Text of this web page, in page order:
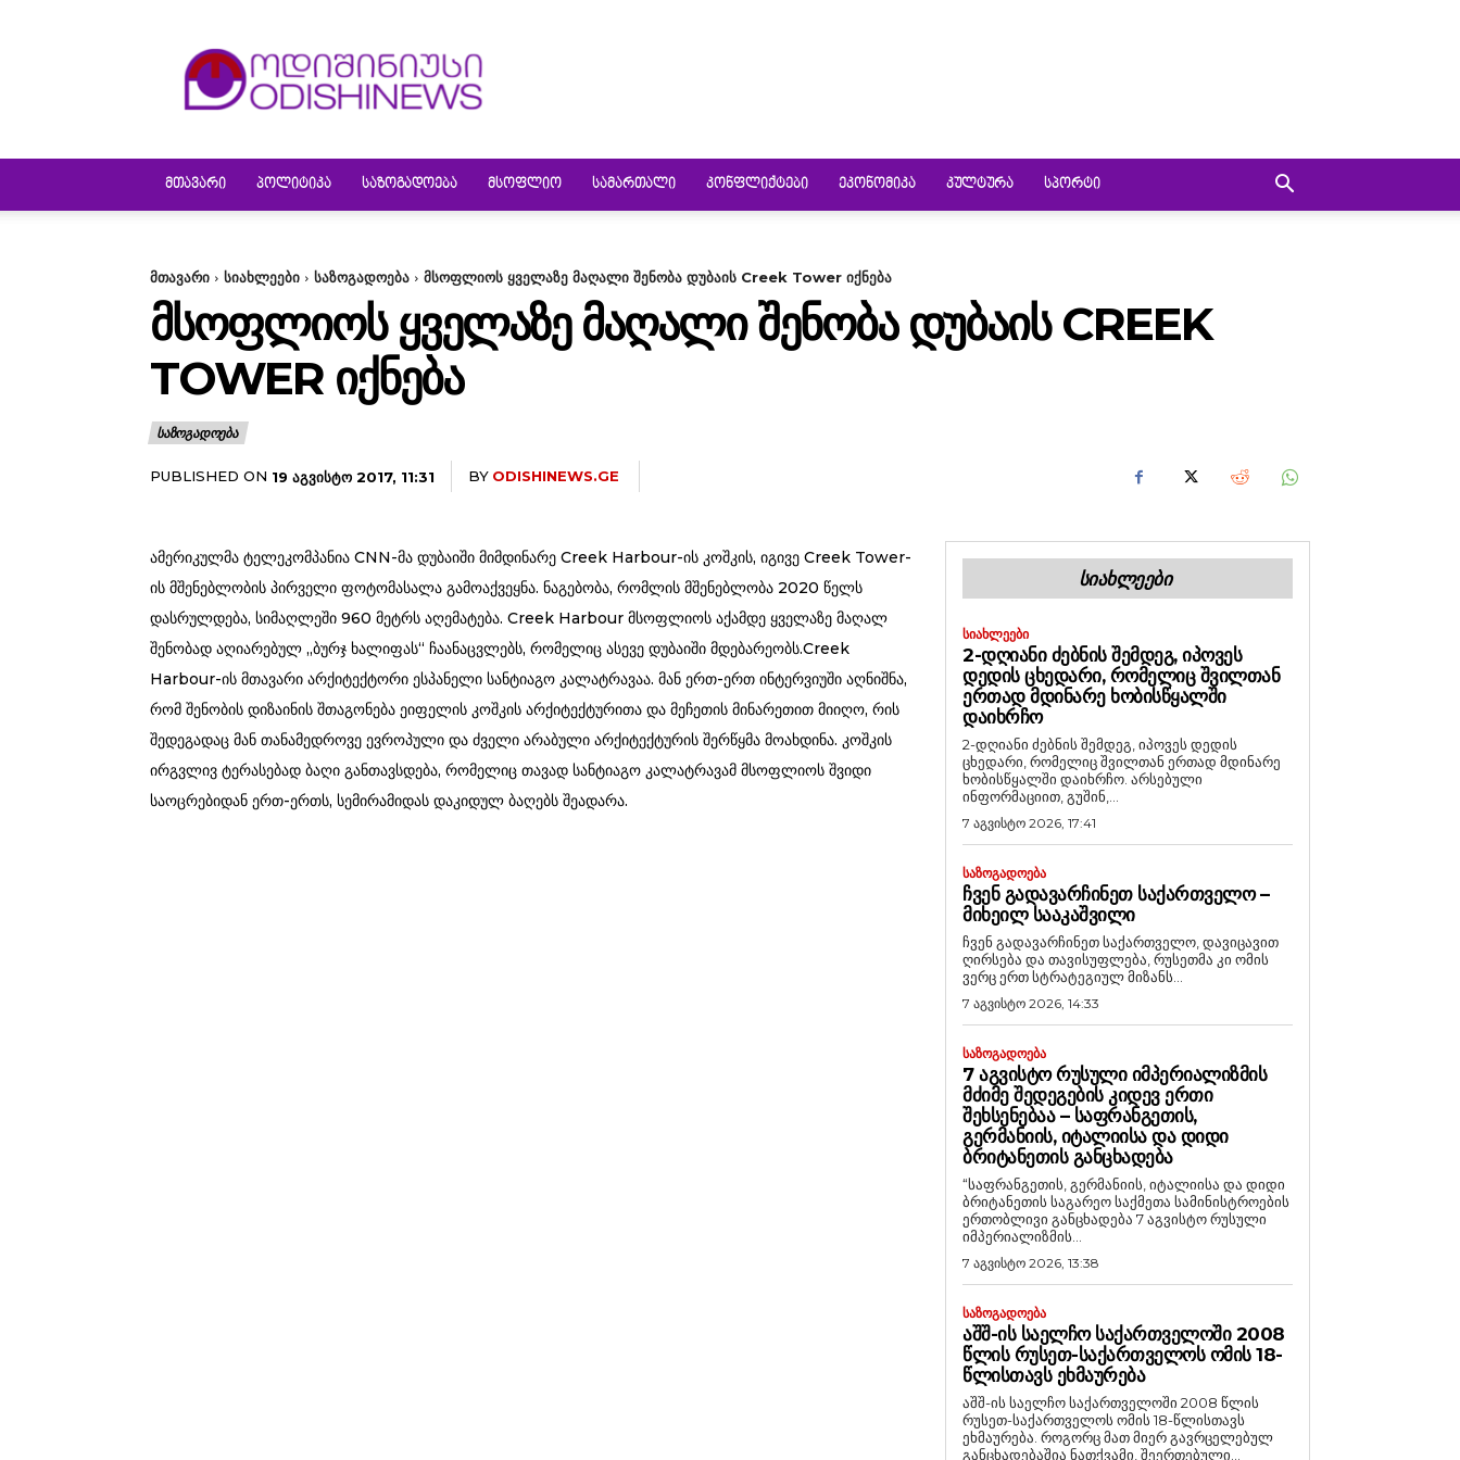
ᲛᲗᲐᲕᲐᲠᲘ ᲞᲝᲚᲘᲢᲘᲙᲐ ᲡᲐᲖᲝᲒᲐᲓᲝᲔᲑᲐ ᲛᲡᲝᲤᲚᲘᲝ ᲡᲐᲛᲐᲠᲗᲐᲚᲘ ᲙᲝᲜᲤᲚᲘᲥᲢᲔᲑᲘ ᲔᲙᲝᲜᲝᲛᲘᲙᲐ ᲙᲣᲚᲢᲣᲠᲐ ᲡᲞᲝᲠᲢᲘ
მთავარი სიახლეები საზოგადოება მსოფლიოს ყველაზე მაღალი შენობა დუბაის Creek Tower იქნება
ᲛᲡᲝᲤᲚᲘᲝᲡ ᲧᲕᲔᲚᲐᲖᲔ ᲛᲐᲦᲐᲚᲘ ᲨᲔᲜᲝᲑᲐ ᲓᲣᲑᲐᲘᲡ CREEK
TOWER ᲘᲥᲜᲔᲑᲐ
ᲡᲐᲖᲝᲒᲐᲓᲝᲔᲑᲐ
PUBLISHED ON 19 ᲐᲒᲕᲘᲡᲢᲝ 2017, 11:31 BY ODISHINEWS.GE
ამერიკულმა ტელეკომპანია CNN-მა დუბაიში მიმდინარე Creek Harbour-ის კოშკის, იგივე Creek Tower-
ის მშენებლობის პირველი ფოტომასალა გამოაქვეყნა. ნაგებობა, რომლის მშენებლობა 2020 წელს
დასრულდება, სიმაღლეში 960 მეტრს აღემატება. Creek Harbour მსოფლიოს აქამდე ყველაზე მაღალ
შენობად აღიარებულ „ბურჯ ხალიფას“ ჩაანაცვლებს, რომელიც ასევე დუბაიში მდებარეობს.Creek
Harbour-ის მთავარი არქიტექტორი ესპანელი სანტიაგო კალატრავაა. მან ერთ-ერთ ინტერვიუში აღნიშნა,
რომ შენობის დიზაინის შთაგონება ეიფელის კოშკის არქიტექტურითა და მეჩეთის მინარეთით მიიღო, რის
შედეგადაც მან თანამედროვე ევროპული და ძველი არაბული არქიტექტურის შერწყმა მოახდინა. კოშკის
ირგვლივ ტერასებად ბაღი განთავსდება, რომელიც თავად სანტიაგო კალატრავამ მსოფლიოს შვიდი
საოცრებიდან ერთ-ერთს, სემირამიდას დაკიდულ ბაღებს შეადარა.
ᲡᲘᲐᲮᲚᲔᲔᲑᲘ
ᲡᲘᲐᲮᲚᲔᲔᲑᲘ
2-ᲓᲦᲘᲐᲜᲘ ᲫᲔᲑᲜᲘᲡ ᲨᲔᲛᲓᲔᲒ, ᲘᲞᲝᲕᲔᲡ
ᲓᲔᲓᲘᲡ ᲪᲮᲔᲓᲐᲠᲘ, ᲠᲝᲛᲔᲚᲘᲪ ᲨᲕᲘᲚᲗᲐᲜ
ᲔᲠᲗᲐᲓ ᲛᲓᲘᲜᲐᲠᲔ ᲮᲝᲑᲘᲡᲬᲧᲐᲚᲨᲘ
ᲓᲐᲘᲮᲠᲩᲝ
2-დღიანი ძებნის შემდეგ, იპოვეს დედის
ცხედარი, რომელიც შვილთან ერთად მდინარე
ხობისწყალში დაიხრჩო. არსებული
ინფორმაციით, გუშინ,...
7 აგვისტო 2026, 17:41
ᲡᲐᲖᲝᲒᲐᲓᲝᲔᲑᲐ
ᲩᲕᲔᲜ ᲒᲐᲓᲐᲕᲐᲠᲩᲘᲜᲔᲗ ᲡᲐᲥᲐᲠᲗᲕᲔᲚᲝ –
ᲛᲘᲮᲔᲘᲚ ᲡᲐᲐᲙᲐᲨᲕᲘᲚᲘ
ჩვენ გადავარჩინეთ საქართველო, დავიცავით
ღირსება და თავისუფლება, რუსეთმა კი ომის
ვერც ერთ სტრატეგიულ მიზანს...
7 აგვისტო 2026, 14:33
ᲡᲐᲖᲝᲒᲐᲓᲝᲔᲑᲐ
7 ᲐᲒᲕᲘᲡᲢᲝ ᲠᲣᲡᲣᲚᲘ ᲘᲛᲞᲔᲠᲘᲐᲚᲘᲖᲛᲘᲡ
ᲛᲫᲘᲛᲔ ᲨᲔᲓᲔᲒᲔᲑᲘᲡ ᲙᲘᲓᲔᲕ ᲔᲠᲗᲘ
ᲨᲔᲮᲡᲔᲜᲔᲑᲐᲐ – ᲡᲐᲤᲠᲐᲜᲒᲔᲗᲘᲡ,
ᲒᲔᲠᲛᲐᲜᲘᲘᲡ, ᲘᲢᲐᲚᲘᲘᲡᲐ ᲓᲐ ᲓᲘᲓᲘ
ᲑᲠᲘᲢᲐᲜᲔᲗᲘᲡ ᲒᲐᲜᲪᲮᲐᲓᲔᲑᲐ
“საფრანგეთის, გერმანიის, იტალიისა და დიდი
ბრიტანეთის საგარეო საქმეთა სამინისტროების
ერთობლივი განცხადება 7 აგვისტო რუსული
იმპერიალიზმის...
7 აგვისტო 2026, 13:38
ᲡᲐᲖᲝᲒᲐᲓᲝᲔᲑᲐ
ᲐᲨᲨ-ᲘᲡ ᲡᲐᲔᲚᲩᲝ ᲡᲐᲥᲐᲠᲗᲕᲔᲚᲝᲨᲘ 2008
ᲬᲚᲘᲡ ᲠᲣᲡᲔᲗ-ᲡᲐᲥᲐᲠᲗᲕᲔᲚᲝᲡ ᲝᲛᲘᲡ 18-
ᲬᲚᲘᲡᲗᲐᲕᲡ ᲔᲮᲛᲐᲣᲠᲔᲑᲐ
აშშ-ის საელჩო საქართველოში 2008 წლის
რუსეთ-საქართველოს ომის 18-წლისთავს
ეხმაურება. როგორც მათ მიერ გავრცელებულ
განცხადებაშია ნათქვამი, შეერთებული...